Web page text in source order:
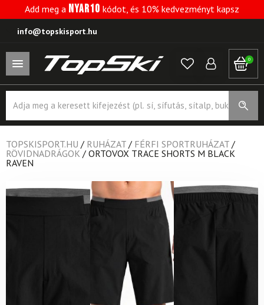
Add meg a NYAR10 kódot, és 10% kedvezményt kapsz
info@topskisport.hu
0
search
TOPSKISPORT.HU / RUHÁZAT / FÉRFI SPORTRUHÁZAT /
RÖVIDNADRÁGOK / ORTOVOX TRACE SHORTS M BLACK
RAVEN